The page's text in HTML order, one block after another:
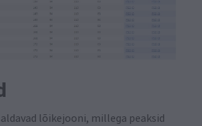
lõikejooni, millega peaksid